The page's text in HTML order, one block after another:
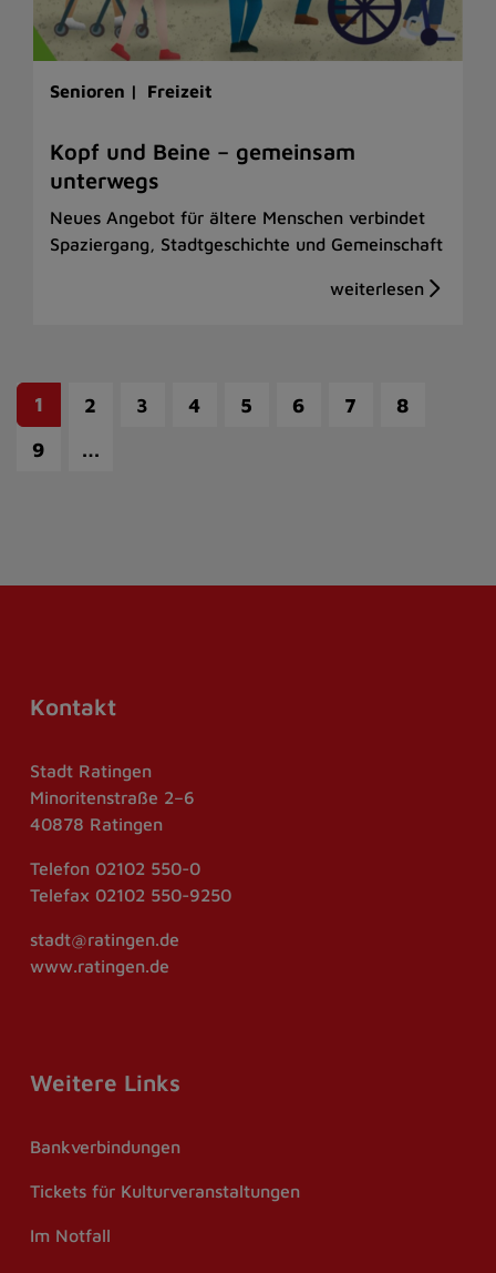
Senioren | Freizeit
Kopf und Beine – gemeinsam
unterwegs
Neues Angebot für ältere Menschen verbindet
Spaziergang, Stadtgeschichte und Gemeinschaft
1 2 3 4 5 6 7
8
9
…
Kontakt
Stadt Ratingen
Minoritenstraße 2–6
40878 Ratingen
Telefon 02102 550-0
Telefax 02102 550-9250
stadt@ratingen.de
www.ratingen.de
Weitere Links
Bankverbindungen
Tickets für Kulturveranstaltungen
Im Notfall